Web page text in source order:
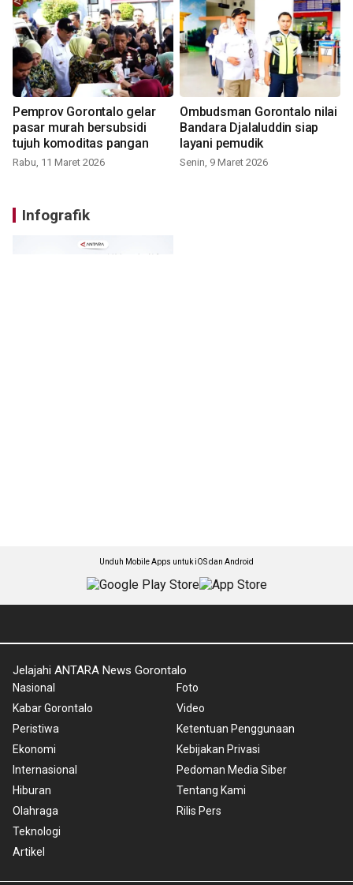
Pemprov Gorontalo gelar
pasar murah bersubsidi
tujuh komoditas pangan
Rabu, 11 Maret 2026
Ombudsman Gorontalo nilai
Bandara Djalaluddin siap
layani pemudik
Senin, 9 Maret 2026
Infografik
Unduh Mobile Apps untuk iOS dan Android
Jelajahi ANTARA News Gorontalo
Nasional
Kabar Gorontalo
Peristiwa
Ekonomi
Internasional
Hiburan
Olahraga
Teknologi
Artikel
Foto
Video
Ketentuan Penggunaan
Kebijakan Privasi
Pedoman Media Siber
Tentang Kami
Rilis Pers